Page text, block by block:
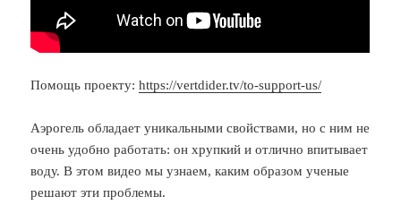
Помощь проекту:https://vertdider.tv/to-support-us/
Аэрогель обладает уникальными свойствами, но с ним не
очень удобно работать: он хрупкий и отлично впитывает
воду. В этом видео мы узнаем, каким образом ученые
решают эти проблемы.